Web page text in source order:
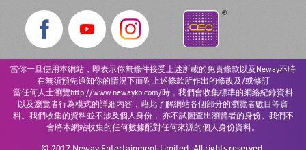
當你一旦使用本網站，即表示你無條件接受上述所載的免責條款以及Neway不時
在無須預先通知你的情況下而對上述條款所作出的修改及/或修訂
當任何人士瀏覽http://www.newaykb.com/時，我們會收集標準的網絡紀錄資料
以及瀏覽者行為模式的詳細內容，藉此了解網站各個部分的瀏覽者數目等資
料。我們收集的資料並不涉及個人身份， 亦不試圖查出瀏覽者的身份。我們不
會將本網站收集的任何數據配對任何來源的個人身份資料。